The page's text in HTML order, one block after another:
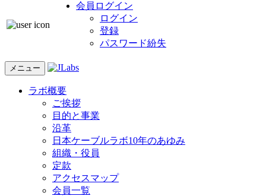
会員ログイン
ログイン
登録
パスワード紛失
メニュー
ラボ概要
ご挨拶
目的と事業
沿革
日本ケーブルラボ10年のあゆみ
組織・役員
定款
アクセスマップ
会員一覧